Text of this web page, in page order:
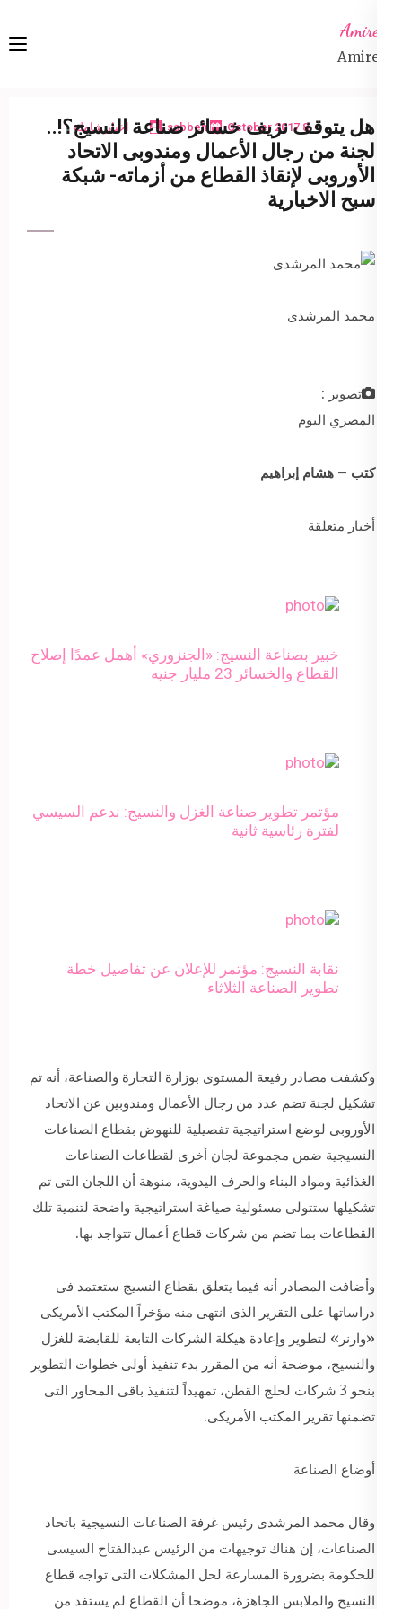
content
Enter)
Amireta
Amireta
8 October 2017
sabbeh اخبار شاملة
هل يتوقف نزيف خسائر صناعة النسيج؟!..
لجنة من رجال الأعمال ومندوبى الاتحاد
الأوروبى لإنقاذ القطاع من أزماته- شبكة
سبح الاخبارية
محمد المرشدى
تصوير :
المصري اليوم
كتب – هشام إبراهيم
أخبار متعلقة
خبير بصناعة النسيج: «الجنزوري» أهمل عمدًا إصلاح
القطاع والخسائر 23 مليار جنيه
مؤتمر تطوير صناعة الغزل والنسيج: ندعم السيسي
لفترة رئاسية ثانية
نقابة النسيج: مؤتمر للإعلان عن تفاصيل خطة
تطوير الصناعة الثلاثاء
وكشفت مصادر رفيعة المستوى بوزارة التجارة والصناعة، أنه تم
تشكيل لجنة تضم عدد من رجال الأعمال ومندوبين عن الاتحاد
الأوروبى لوضع استراتيجية تفصيلية للنهوض بقطاع الصناعات
النسيجية ضمن مجموعة لجان أخرى لقطاعات الصناعات
الغذائية ومواد البناء والحرف اليدوية، منوهة أن اللجان التى تم
تشكيلها ستتولى مسئولية صياغة استراتيجية واضحة لتنمية تلك
القطاعات بما تضم من شركات قطاع أعمال تتواجد بها.
وأضافت المصادر أنه فيما يتعلق بقطاع النسيج ستعتمد فى
دراساتها على التقرير الذى انتهى منه مؤخراً المكتب الأمريكى
«وارنر» لتطوير وإعادة هيكلة الشركات التابعة للقابضة للغزل
والنسيج، موضحة أنه من المقرر بدء تنفيذ أولى خطوات التطوير
بنحو 3 شركات لحلج القطن، تمهيداً لتنفيذ باقى المحاور التى
تضمنها تقرير المكتب الأمريكى.
أوضاع الصناعة
وقال محمد المرشدى رئيس غرفة الصناعات النسيجية باتحاد
الصناعات، إن هناك توجيهات من الرئيس عبدالفتاح السيسى
للحكومة بضرورة المسارعة لحل المشكلات التى تواجه قطاع
النسيج والملابس الجاهزة، موضحا أن القطاع لم يستفد من